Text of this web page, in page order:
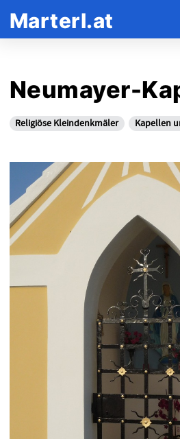
Marterl.at
Neumayer-
Religiöse Kleindenkmäler Kapellen